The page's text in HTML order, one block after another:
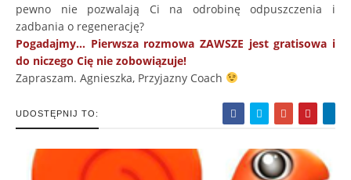
pewno nie pozwalają Ci na odrobinę odpuszczenia i
zadbania o regenerację?
Pogadajmy… Pierwsza rozmowa ZAWSZE jest gratisowa i
do niczego Cię nie zobowiązuje!
Zapraszam. Agnieszka, Przyjazny Coach
UDOSTĘPNIJ TO: